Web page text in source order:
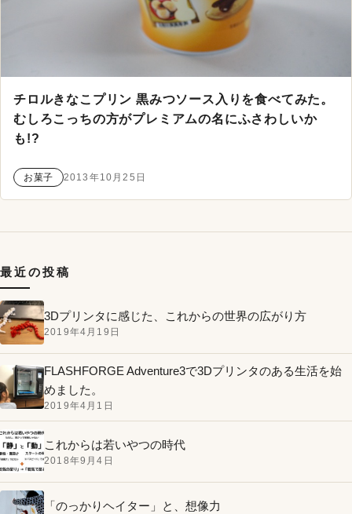
チロルきなこプリン 黒みつソース入りを食べてみた。
むしろこっちの方がプレミアムの名にふさわしいか
も!?
お菓子 2013年10月25日
最近の投稿
3Dプリンタに感じた、これからの世界の広がり方
2019年4月19日
FLASHFORGE Adventure3で3Dプリンタのある生活を始
めました。
2019年4月1日
これからは若いやつの時代
2018年9月4日
「のっかりヘイター」と、想像力